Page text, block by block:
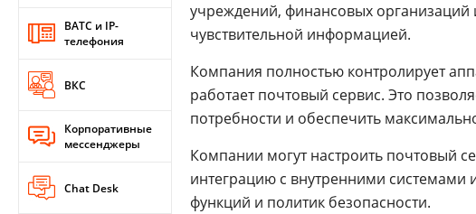
ВАТС и IP-
телефония
ВКС
Корпоративные
мессенджеры
Chat Desk
учреждений, финансовых
чувствительной информацией.
Компания полностью контролирует
работает почтовый сервис. Это
потребности и обеспечить
Компании могут настроить почтовый
интеграцию с внутренними
функций и политик безопасности.